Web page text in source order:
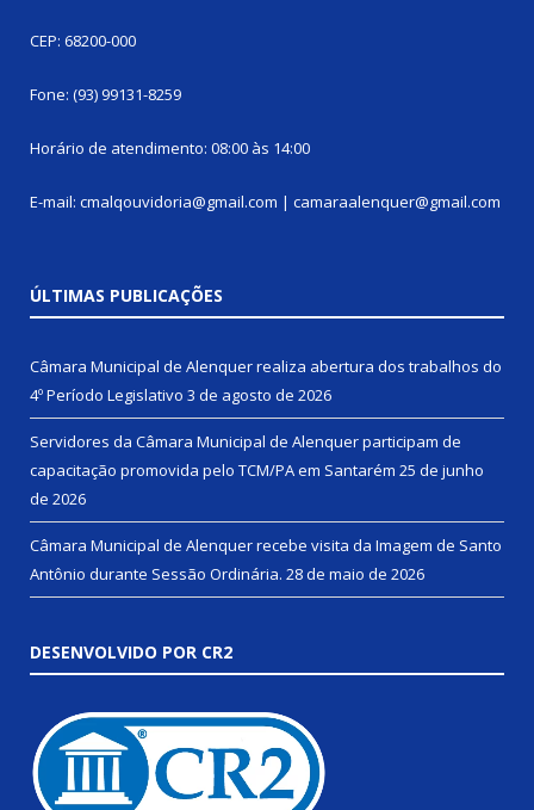
CEP: 68200-000
Fone: (93) 99131-8259
Horário de atendimento: 08:00 às 14:00
E-mail: cmalqouvidoria@gmail.com | camaraalenquer@gmail.com
ÚLTIMAS PUBLICAÇÕES
Câmara Municipal de Alenquer realiza abertura dos trabalhos do
4º Período Legislativo 3 de agosto de 2026
Servidores da Câmara Municipal de Alenquer participam de
capacitação promovida pelo TCM/PA em Santarém 25 de junho
de 2026
Câmara Municipal de Alenquer recebe visita da Imagem de Santo
Antônio durante Sessão Ordinária. 28 de maio de 2026
DESENVOLVIDO POR CR2